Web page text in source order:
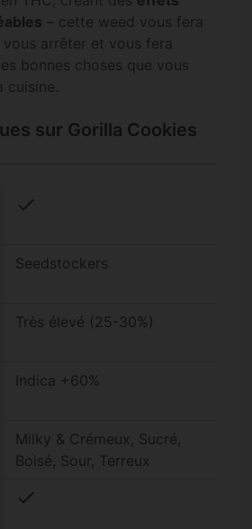
– cette weed vous fera
vous arrêter et vous fera
bonnes choses que vous
sur Gorilla Cookies
check
Seedstockers
Très élevé (25-30%)
Indica +60%
Milky & Crémeux, Sucré,
Boisé, Sour, Terreux
check